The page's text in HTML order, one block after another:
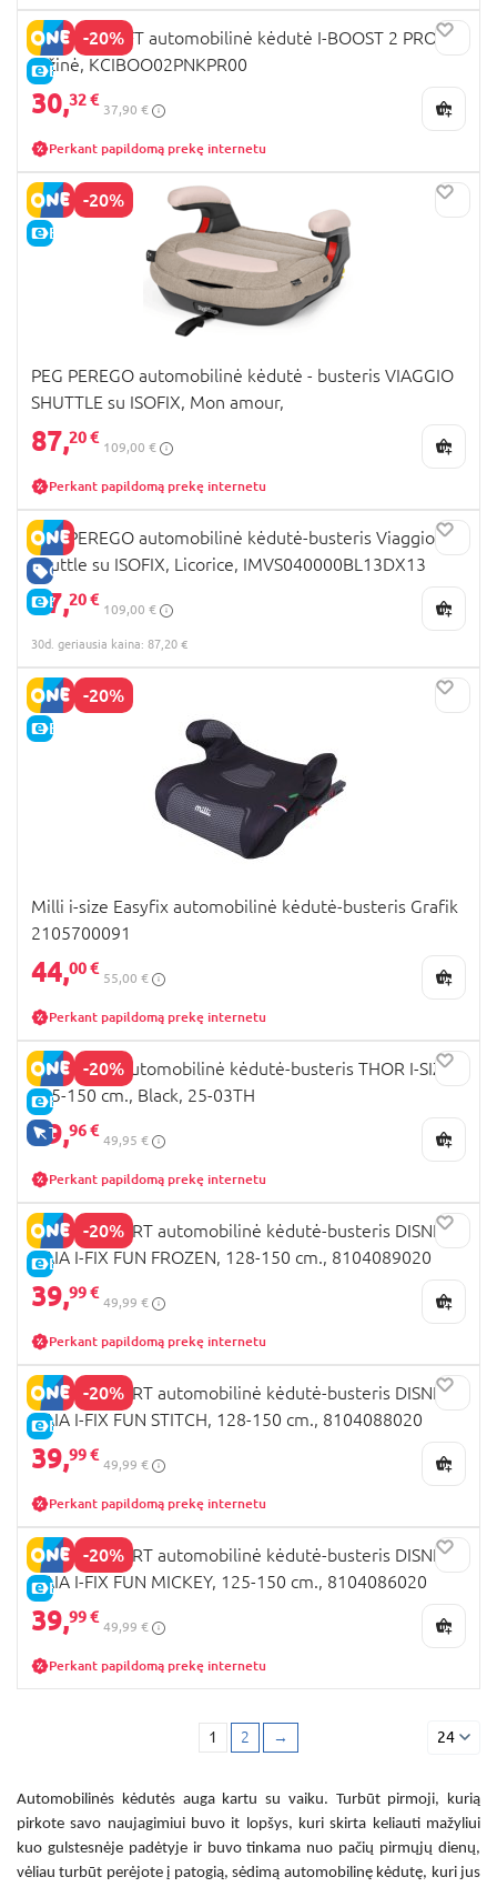
-20%
E-KAINA
KINDERKRAFT automobilinė kėdutė I-BOOST 2 PRO,
rožinė, KCIBOO02PNKPR00
30,32 €
37,90 €
Perkant papildomą prekę internetu
-20%
E-KAINA
PEG PEREGO automobilinė kėdutė - busteris VIAGGIO
SHUTTLE su ISOFIX, Mon amour,
IMVS040000BA36DX19
87,20 €
109,00 €
Perkant papildomą prekę internetu
GERA KAINA
E-KAINA
PEG PEREGO automobilinė kėdutė-busteris Viaggio
Shuttle su ISOFIX, Licorice, IMVS040000BL13DX13
87,20 €
109,00 €
30d. geriausia kaina: 87,20 €
-20%
E-KAINA
Milli i-size Easyfix automobilinė kėdutė-busteris Grafik
2105700091
44,00 €
55,00 €
Perkant papildomą prekę internetu
-20%
E-KAINA
TIK INTERNETU
ENGLEDAL automobilinė kėdutė-busteris THOR I-SIZE,
125-150 cm., Black, 25-03TH
39,96 €
49,95 €
Perkant papildomą prekę internetu
-20%
E-KAINA
BEBECONFORT automobilinė kėdutė-busteris DISNEY
GAIA I-FIX FUN FROZEN, 128-150 cm., 8104089020
39,99 €
49,99 €
Perkant papildomą prekę internetu
-20%
E-KAINA
BEBECONFORT automobilinė kėdutė-busteris DISNEY
GAIA I-FIX FUN STITCH, 128-150 cm., 8104088020
39,99 €
49,99 €
Perkant papildomą prekę internetu
-20%
E-KAINA
BEBECONFORT automobilinė kėdutė-busteris DISNEY
GAIA I-FIX FUN MICKEY, 125-150 cm., 8104086020
39,99 €
49,99 €
Perkant papildomą prekę internetu
1 2 → 24
Automobilinės kėdutės auga kartu su vaiku. Turbūt pirmoji, kurią
pirkote savo naujagimiui buvo it lopšys, kuri skirta keliauti mažyliui
kuo gulstesnėje padėtyje ir buvo tinkama nuo pačių pirmųjų dienų,
vėliau turbūt perėjote į patogią, sėdimą automobilinę kėdutę, kuri jus